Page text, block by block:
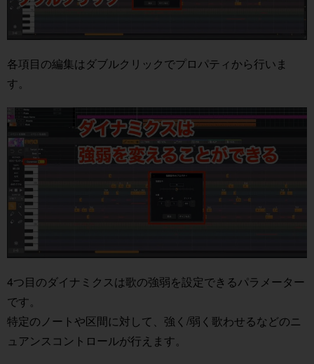
各項目の編集はダブルクリックでプロパティから行いま
す。
4つ目のダイナミクスは歌の強弱を設定できるパラメーター
です。
特定のノートや区間に対して、強く/弱く歌わせるなどのニ
ュアンスコントロールが行えます。